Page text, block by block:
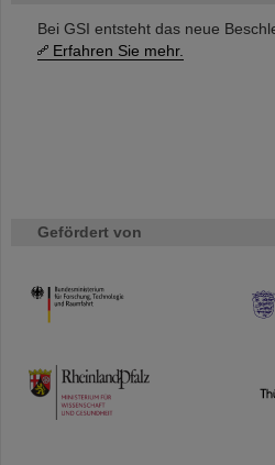
Bei GSI entsteht das neue
Erfahren Sie mehr.
Gefördert von
HMWK
TMWWDG